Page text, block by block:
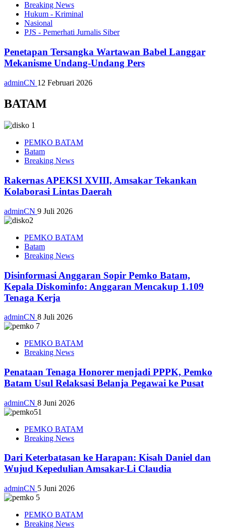
Breaking News
Hukum - Kriminal
Nasional
PJS - Pemerhati Jurnalis Siber
Penetapan Tersangka Wartawan Babel Langgar
Mekanisme Undang-Undang Pers
adminCN 12 Februari 2026
BATAM
PEMKO BATAM
Batam
Breaking News
Rakernas APEKSI XVIII, Amsakar Tekankan
Kolaborasi Lintas Daerah
adminCN 9 Juli 2026
PEMKO BATAM
Batam
Breaking News
Disinformasi Anggaran Sopir Pemko Batam,
Kepala Diskominfo: Anggaran Mencakup 1.109
Tenaga Kerja
adminCN 8 Juli 2026
PEMKO BATAM
Breaking News
Penataan Tenaga Honorer menjadi PPPK, Pemko
Batam Usul Relaksasi Belanja Pegawai ke Pusat
adminCN 8 Juni 2026
PEMKO BATAM
Breaking News
Dari Keterbatasan ke Harapan: Kisah Daniel dan
Wujud Kepedulian Amsakar-Li Claudia
adminCN 5 Juni 2026
PEMKO BATAM
Breaking News